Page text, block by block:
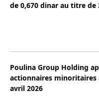
de 0,670 dinar au titre de
Poulina Group Holding
actionnaires minoritaires
avril 2026